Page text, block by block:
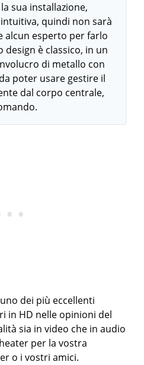
sua installazione,
quindi non sarà
alcun esperto per farlo
design è classico, in un
di metallo con
poter usare gestire il
dal corpo centrale,
dei più eccellenti
in HD nelle opinioni del
sia in video che in audio
per la vostra
o i vostri amici.